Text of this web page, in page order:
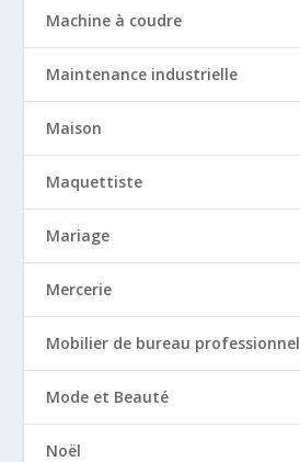
Machine à coudre
Maintenance industrielle
Maison
Maquettiste
Mariage
Mercerie
Mobilier de bureau professionnel
Mode et Beauté
Noël